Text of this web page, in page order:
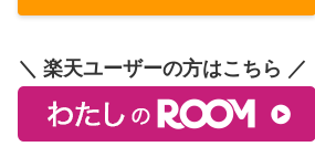
＼ 楽天ユーザーの方はこちら ／